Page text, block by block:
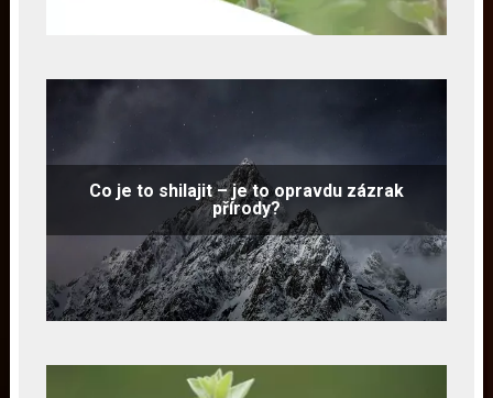
Co je to shilajit – je to opravdu zázrak
přírody?